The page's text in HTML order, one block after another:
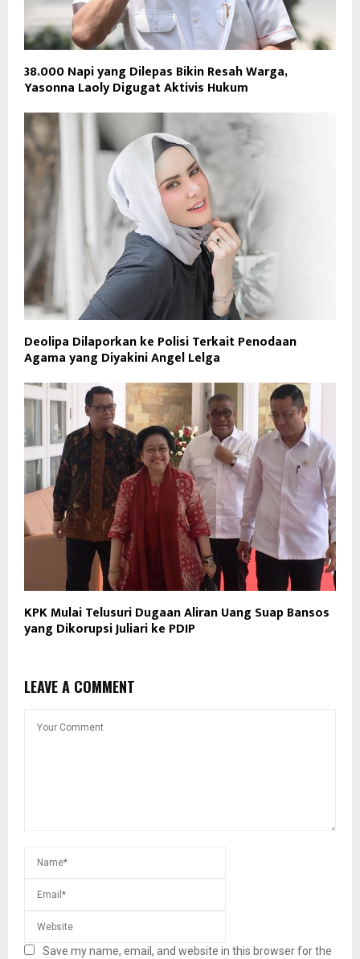
38.000 Napi yang Dilepas Bikin Resah Warga,
Yasonna Laoly Digugat Aktivis Hukum
Deolipa Dilaporkan ke Polisi Terkait Penodaan
Agama yang Diyakini Angel Lelga
KPK Mulai Telusuri Dugaan Aliran Uang Suap Bansos
yang Dikorupsi Juliari ke PDIP
LEAVE A COMMENT
Save my name, email, and website in this browser for the